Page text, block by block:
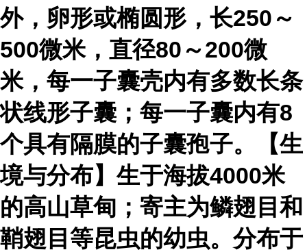
外，卵形或椭圆形，长250～
500微米，直径80～200微
米，每一子囊壳内有多数长条
状线形子囊；每一子囊内有8
个具有隔膜的子囊孢子。【生
境与分布】生于海拔4000米
的高山草甸；寄主为鳞翅目和
鞘翅目等昆虫的幼虫。分布于